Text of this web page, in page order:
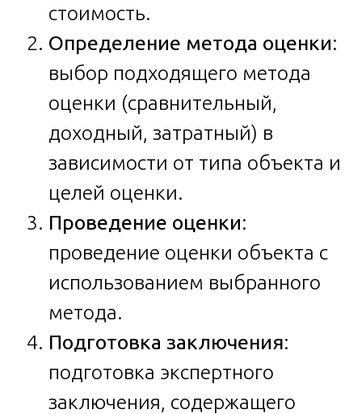
стоимость.
Определение метода оценки:
выбор подходящего метода
оценки (сравнительный,
доходный, затратный) в
зависимости от типа объекта и
целей оценки.
Проведение оценки:
проведение оценки объекта с
использованием выбранного
метода.
Подготовка заключения:
подготовка экспертного
заключения, содержащего